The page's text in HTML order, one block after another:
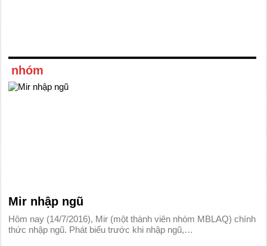
nhóm
Mir nhập ngũ
Hôm nay (14/7/2016), Mir (một thành viên nhóm MBLAQ) chính
thức nhập ngũ. Phát biểu trước khi nhập ngũ,…